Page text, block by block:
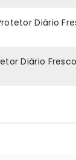
Diário
Diário